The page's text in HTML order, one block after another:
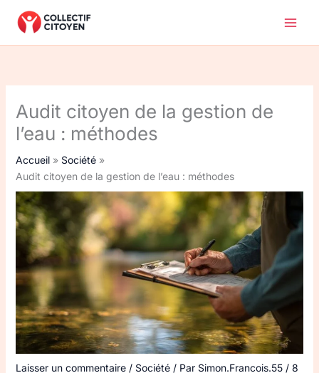
Audit citoyen de la gestion de
l’eau : méthodes
Accueil
Société
Audit citoyen de la gestion de l’eau : méthodes
Laisser un commentaire / Société/ Par Simon.Francois.55 / 8